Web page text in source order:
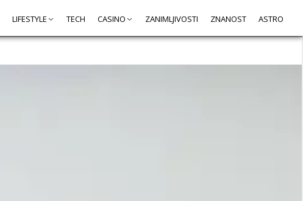
LIFESTYLE TECH CASINO ZANIMLJIVOSTI ZNANOST ASTRO